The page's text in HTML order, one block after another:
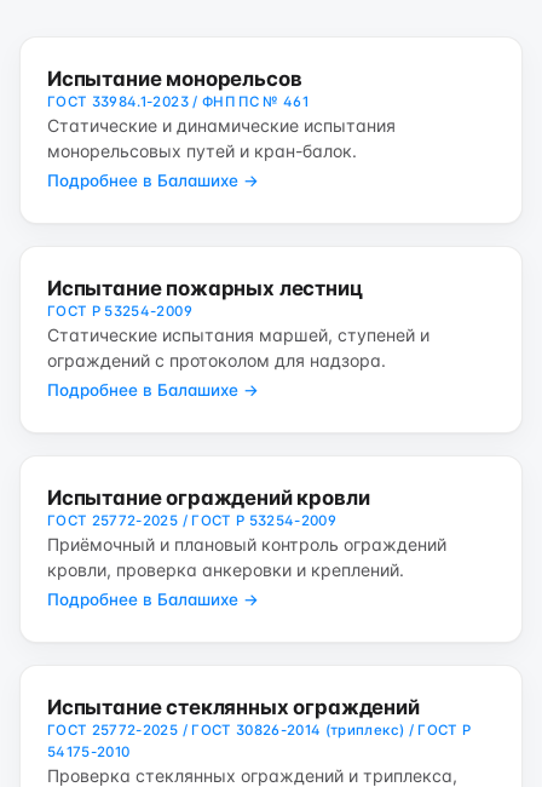
Испытание монорельсов
ГОСТ 33984.1-2023 / ФНП ПС № 461
Статические и динамические испытания
монорельсовых путей и кран-балок.
Подробнее в Балашихе →
Испытание пожарных лестниц
ГОСТ Р 53254-2009
Статические испытания маршей, ступеней и
ограждений с протоколом для надзора.
Подробнее в Балашихе →
Испытание ограждений кровли
ГОСТ 25772-2025 / ГОСТ Р 53254-2009
Приёмочный и плановый контроль ограждений
кровли, проверка анкеровки и креплений.
Подробнее в Балашихе →
Испытание стеклянных ограждений
ГОСТ 25772-2025 / ГОСТ 30826-2014 (триплекс) / ГОСТ Р
54175-2010
Проверка стеклянных ограждений и триплекса,